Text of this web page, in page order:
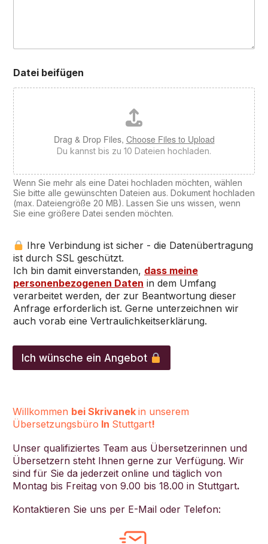
Datei beifügen
Drag & Drop Files, Choose Files to Upload
Du kannst bis zu 10 Dateien hochladen.
Wenn Sie mehr als eine Datei hochladen möchten, wählen
Sie bitte alle gewünschten Dateien aus. Dokument hochladen
(max. Dateiengröße 20 MB). Lassen Sie uns wissen, wenn
Sie eine größere Datei senden möchten.
Ihre Verbindung ist sicher - die Datenübertragung
ist durch SSL geschützt.
Ich bin damit einverstanden, dass meine
personenbezogenen Daten in dem Umfang
verarbeitet werden, der zur Beantwortung dieser
Anfrage erforderlich ist. Gerne unterzeichnen wir
auch vorab eine Vertraulichkeitserklärung.
F
r
a
m
E
-
m
a
i
l
Ich wünsche ein Angebot
Willkommen bei Skrivanek in unserem
Übersetzungsbüro In Stuttgart!
Unser qualifiziertes Team aus Übersetzerinnen und
Übersetzern steht Ihnen gerne zur Verfügung. Wir
sind für Sie da jederzeit online und täglich von
Montag bis Freitag von 9.00 bis 18.00 in Stuttgart.
Kontaktieren Sie uns per E-Mail oder Telefon: